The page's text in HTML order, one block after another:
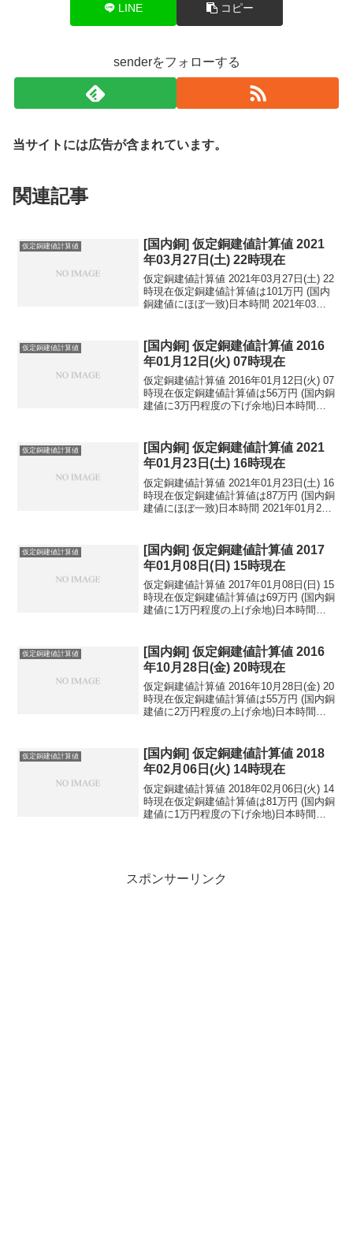
LINE コピー
senderをフォローする
当サイトには広告が含まれています。
関連記事
仮定銅建値計算値
[国内銅] 仮定銅建値計算値 2021
年03月27日(土) 22時現在
仮定銅建値計算値 2021年03月27日(土) 22
時現在仮定銅建値計算値は101万円 (国内
銅建値にほぼ一致)日本時間 2021年03月
円...
仮定銅建値計算値
[国内銅] 仮定銅建値計算値 2016
年01月12日(火) 07時現在
仮定銅建値計算値 2016年01月12日(火) 07
時現在仮定銅建値計算値は56万円 (国内銅
建値に3万円程度の下げ余地)日本時間
民元：1...
仮定銅建値計算値
[国内銅] 仮定銅建値計算値 2021
年01月23日(土) 16時現在
仮定銅建値計算値 2021年01月23日(土) 16
時現在仮定銅建値計算値は87万円 (国内銅
建値にほぼ一致)日本時間 2021年01月23
円...
仮定銅建値計算値
[国内銅] 仮定銅建値計算値 2017
年01月08日(日) 15時現在
仮定銅建値計算値 2017年01月08日(日) 15
時現在仮定銅建値計算値は69万円 (国内銅
建値に1万円程度の上げ余地)日本時間
民元：1...
仮定銅建値計算値
[国内銅] 仮定銅建値計算値 2016
年10月28日(金) 20時現在
仮定銅建値計算値 2016年10月28日(金) 20
時現在仮定銅建値計算値は55万円 (国内銅
建値に2万円程度の上げ余地)日本時間
民元：1...
仮定銅建値計算値
[国内銅] 仮定銅建値計算値 2018
年02月06日(火) 14時現在
仮定銅建値計算値 2018年02月06日(火) 14
時現在仮定銅建値計算値は81万円 (国内銅
建値に1万円程度の下げ余地)日本時間
スポンサーリンク